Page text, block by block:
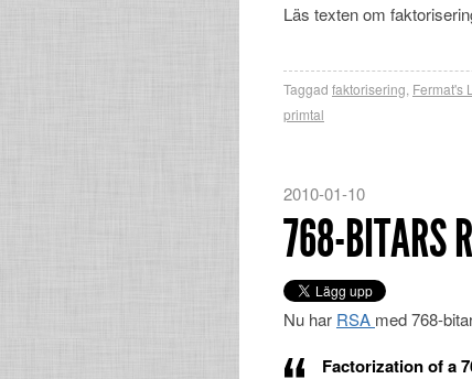
Läs texten om
Taggad faktorisering Fermat's
primtal
2010-01-10
768-BITARS
Nu har RSA med 768-
Factorization of a